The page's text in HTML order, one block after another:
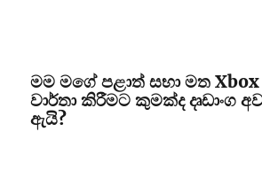
මම මගේ පළාත් සභා මත
වාර්තා කිරීමට කුමක්ද දෘඩාංග
ඇයි?